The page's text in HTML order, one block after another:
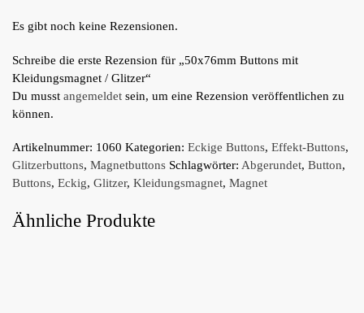
Es gibt noch keine Rezensionen.
Schreibe die erste Rezension für „50x76mm Buttons mit
Kleidungsmagnet / Glitzer“
Du musst angemeldet sein, um eine Rezension veröffentlichen zu
können.
Artikelnummer: 1060 Kategorien: Eckige Buttons, Effekt-Buttons,
Glitzerbuttons, Magnetbuttons Schlagwörter: Abgerundet, Button,
Buttons, Eckig, Glitzer, Kleidungsmagnet, Magnet
Ähnliche Produkte